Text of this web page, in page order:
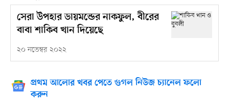
সেরা উপহার ডায়মন্ডের নাকফুল, বীরের
বাবা শাকিব খান দিয়েছে
২০ নভেম্বর ২০২২
প্রথম আলোর খবর পেতে গুগল নিউজ চ্যানেল ফলো
করুন